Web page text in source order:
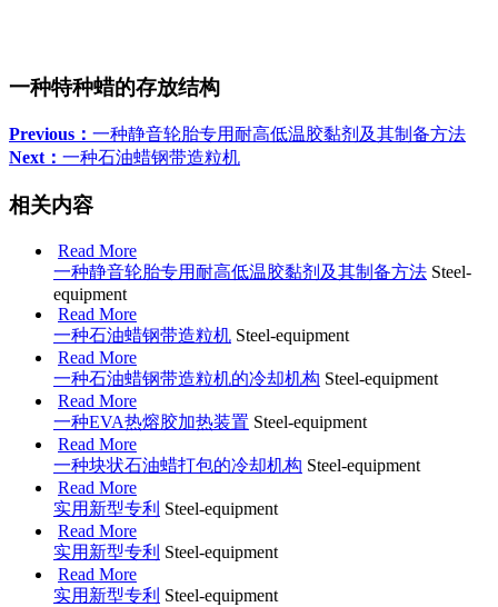
一种特种蜡的存放结构
Previous： 一种静音轮胎专用耐高低温胶黏剂及其制备方法
Next： 一种石油蜡钢带造粒机
相关内容
Read More
一种静音轮胎专用耐高低温胶黏剂及其制备方法 Steel-
equipment
Read More
一种石油蜡钢带造粒机 Steel-equipment
Read More
一种石油蜡钢带造粒机的冷却机构 Steel-equipment
Read More
一种EVA热熔胶加热装置 Steel-equipment
Read More
一种块状石油蜡打包的冷却机构 Steel-equipment
Read More
实用新型专利 Steel-equipment
Read More
实用新型专利 Steel-equipment
Read More
实用新型专利 Steel-equipment